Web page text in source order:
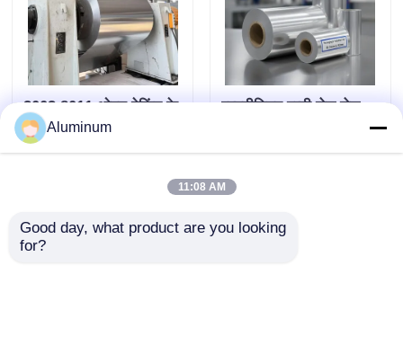
3003 8011 ओवन बेकिंग के
लिए पर्यावरण के अनुकूल
एल्यूमीनियम पन्नी
एल्यूमीनियम पन्नी रोल रोल
विभिन्न औद्योगिक क्षेत्रों
Aluminum
11:08 AM
Good day, what product are you looking
for?